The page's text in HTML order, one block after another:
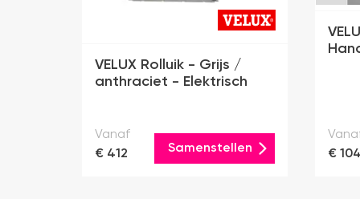
VELUX Rolluik - Grijs /
anthraciet - Elektrisch
Vanaf
€ 412
Samenstellen
€